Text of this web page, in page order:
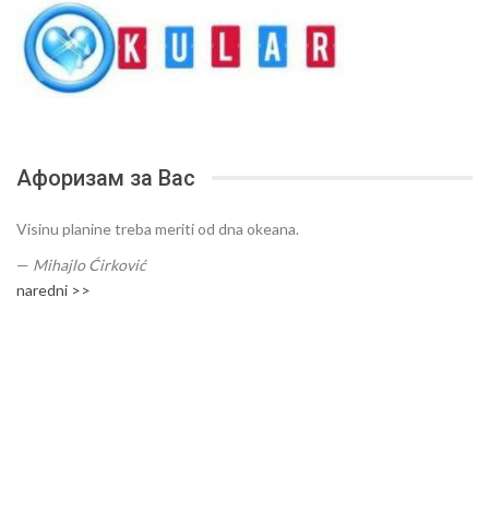
Афоризам за Вас
Visinu planine treba meriti od dna okeana.
— Mihajlo Ćirković
naredni >>